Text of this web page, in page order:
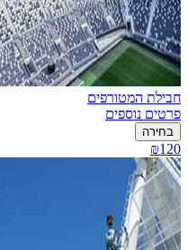
חבילת המטורפים
פרטים נוספים
בחירה
₪120